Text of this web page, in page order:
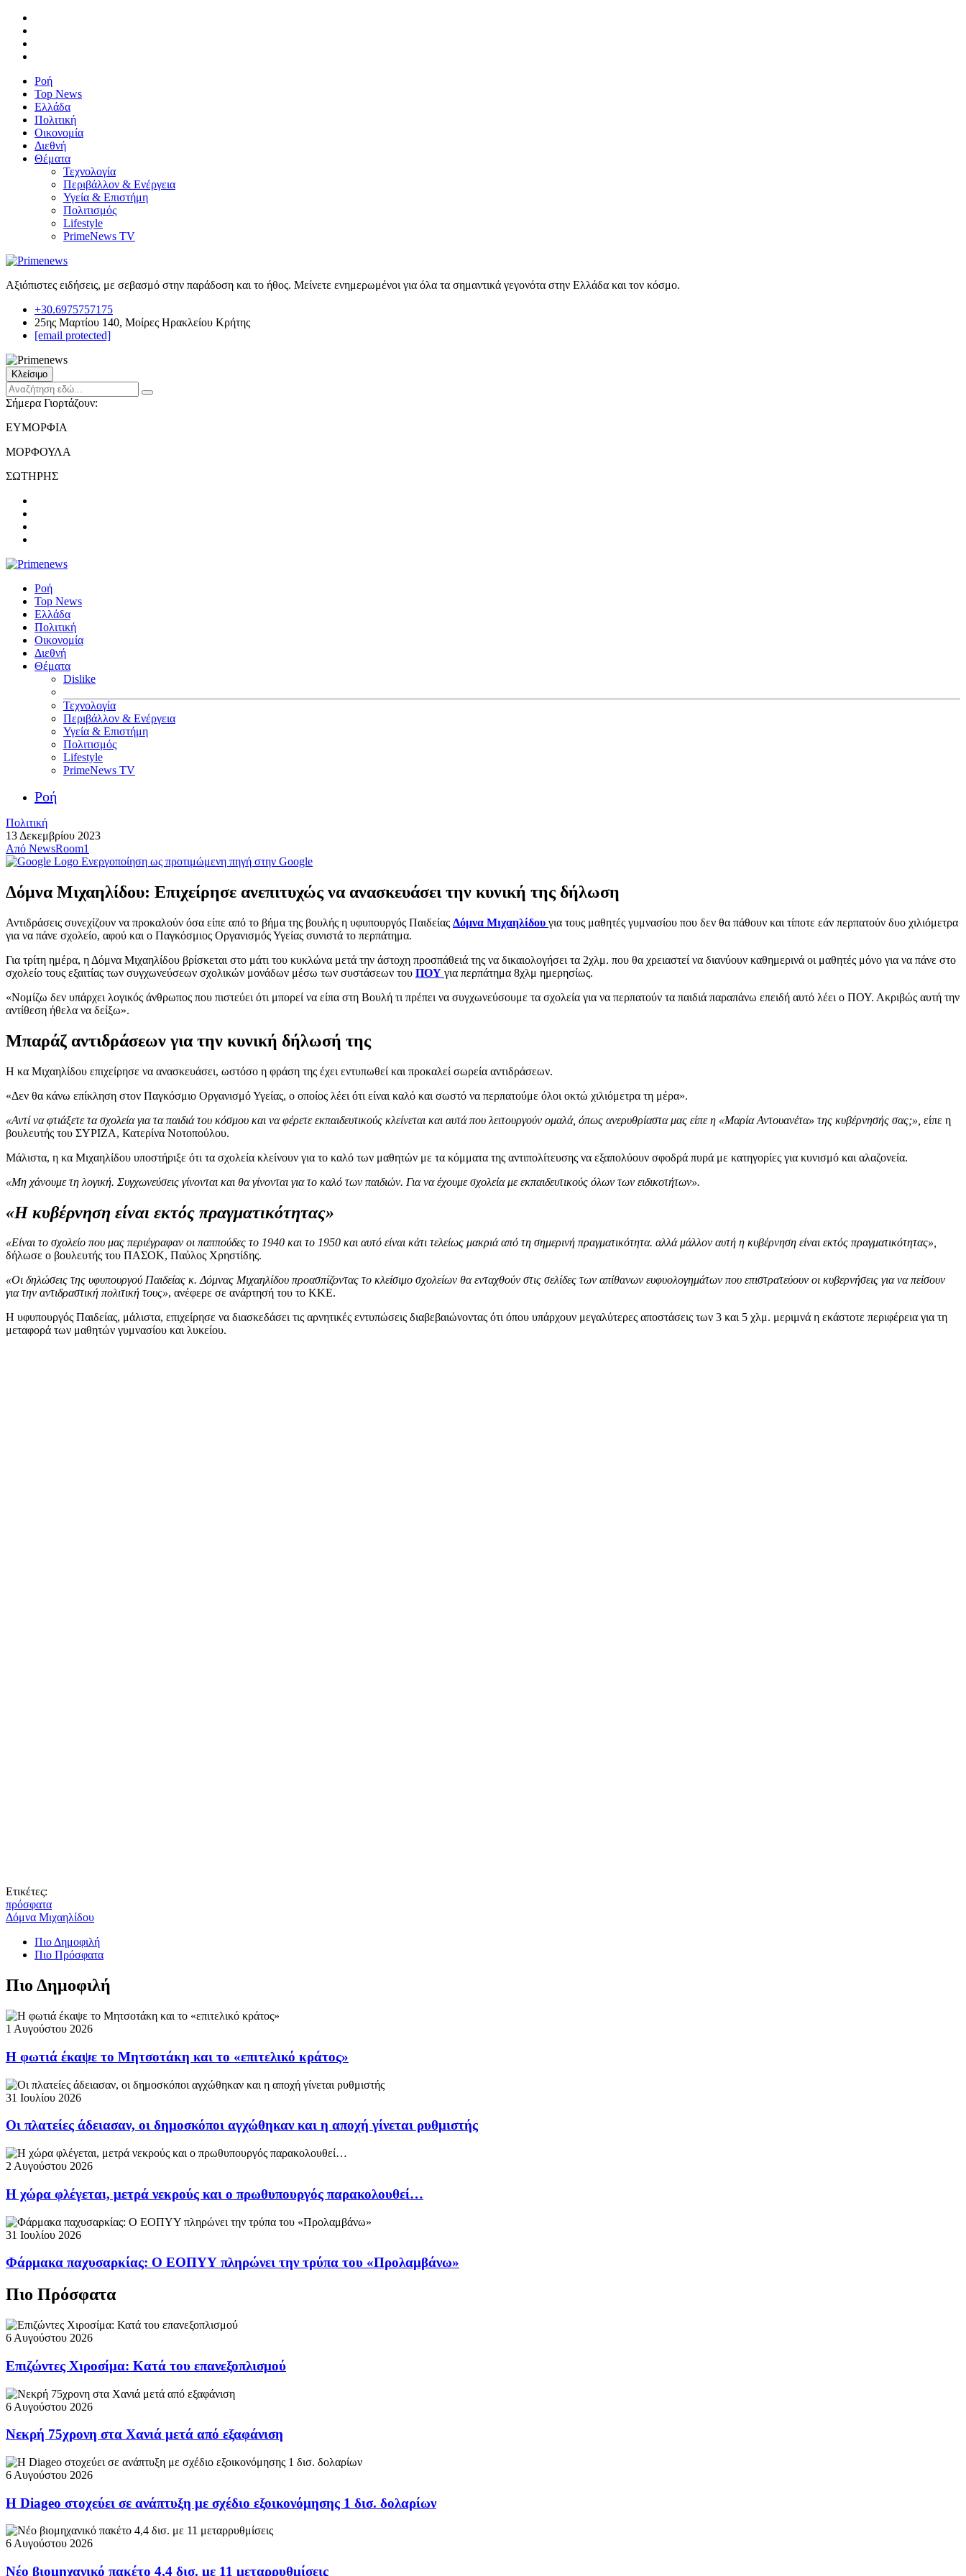
Ροή
Top News
Ελλάδα
Πολιτική
Οικονομία
Διεθνή
Θέματα
Τεχνολογία
Περιβάλλον & Ενέργεια
Υγεία & Επιστήμη
Πολιτισμός
Lifestyle
PrimeNews TV
Αξιόπιστες ειδήσεις, με σεβασμό στην παράδοση και το ήθος. Μείνετε ενημερωμένοι για όλα τα σημαντικά γεγονότα στην Ελλάδα και τον κόσμο.
+30.6975757175
25ης Μαρτίου 140, Μοίρες Ηρακλείου Κρήτης
[email protected]
Κλείσιμο
Σήμερα Γιορτάζουν:
ΕΥΜΟΡΦΙΑ
ΜΟΡΦΟΥΛΑ
ΣΩΤΗΡΗΣ
Ροή
Top News
Ελλάδα
Πολιτική
Οικονομία
Διεθνή
Θέματα
Dislike
Τεχνολογία
Περιβάλλον & Ενέργεια
Υγεία & Επιστήμη
Πολιτισμός
Lifestyle
PrimeNews TV
Ροή
Πολιτική
13 Δεκεμβρίου 2023
Από NewsRoom1
Ενεργοποίηση ως προτιμώμενη πηγή στην Google
Δόμνα Μιχαηλίδου: Επιχείρησε ανεπιτυχώς να ανασκευάσει την κυνική της δήλωση
Αντιδράσεις συνεχίζουν να προκαλούν όσα είπε από το βήμα της βουλής η υφυπουργός Παιδείας Δόμνα Μιχαηλίδου για τους μαθητές γυμνασίου που δεν θα πάθουν και τίποτε εάν περπατούν δυο χιλιόμετρα
για να πάνε σχολείο, αφού και ο Παγκόσμιος Οργανισμός Υγείας συνιστά το περπάτημα.
Για τρίτη ημέρα, η Δόμνα Μιχαηλίδου βρίσκεται στο μάτι του κυκλώνα μετά την άστοχη προσπάθειά της να δικαιολογήσει τα 2χλμ. που θα χρειαστεί να διανύουν καθημερινά οι μαθητές μόνο για να πάνε στο
σχολείο τους εξαιτίας των συγχωνεύσεων σχολικών μονάδων μέσω των συστάσεων του ΠΟΥ για περπάτημα 8χλμ ημερησίως.
«Νομίζω δεν υπάρχει λογικός άνθρωπος που πιστεύει ότι μπορεί να είπα στη Βουλή τι πρέπει να συγχωνεύσουμε τα σχολεία για να περπατούν τα παιδιά παραπάνω επειδή αυτό λέει ο ΠΟΥ. Ακριβώς αυτή την
αντίθεση ήθελα να δείξω».
Μπαράζ αντιδράσεων για την κυνική δήλωσή της
Η κα Μιχαηλίδου επιχείρησε να ανασκευάσει, ωστόσο η φράση της έχει εντυπωθεί και προκαλεί σωρεία αντιδράσεων.
«Δεν θα κάνω επίκληση στον Παγκόσμιο Οργανισμό Υγείας, ο οποίος λέει ότι είναι καλό και σωστό να περπατούμε όλοι οκτώ χιλιόμετρα τη μέρα».
«Αντί να φτιάξετε τα σχολεία για τα παιδιά του κόσμου και να φέρετε εκπαιδευτικούς κλείνεται και αυτά που λειτουργούν ομαλά, όπως ανερυθρίαστα μας είπε η «Μαρία Αντουανέτα» της κυβέρνησής σας;», είπε η
βουλευτής του ΣΥΡΙΖΑ, Κατερίνα Νοτοπούλου.
Μάλιστα, η κα Μιχαηλίδου υποστήριξε ότι τα σχολεία κλείνουν για το καλό των μαθητών με τα κόμματα της αντιπολίτευσης να εξαπολύουν σφοδρά πυρά με κατηγορίες για κυνισμό και αλαζονεία.
«Μη χάνουμε τη λογική. Συγχωνεύσεις γίνονται και θα γίνονται για το καλό των παιδιών. Για να έχουμε σχολεία με εκπαιδευτικούς όλων των ειδικοτήτων».
«Η κυβέρνηση είναι εκτός πραγματικότητας»
«Είναι το σχολείο που μας περιέγραφαν οι παππούδες το 1940 και το 1950 και αυτό είναι κάτι τελείως μακριά από τη σημερινή πραγματικότητα. αλλά μάλλον αυτή η κυβέρνηση είναι εκτός πραγματικότητας»,
δήλωσε ο βουλευτής του ΠΑΣΟΚ, Παύλος Χρηστίδης.
«Οι δηλώσεις της υφυπουργού Παιδείας κ. Δόμνας Μιχαηλίδου προασπίζοντας το κλείσιμο σχολείων θα ενταχθούν στις σελίδες των απίθανων ευφυολογημάτων που επιστρατεύουν οι κυβερνήσεις για να πείσουν
για την αντιδραστική πολιτική τους», ανέφερε σε ανάρτησή του το ΚΚΕ.
Η υφυπουργός Παιδείας, μάλιστα, επιχείρησε να διασκεδάσει τις αρνητικές εντυπώσεις διαβεβαιώνοντας ότι όπου υπάρχουν μεγαλύτερες αποστάσεις των 3 και 5 χλμ. μεριμνά η εκάστοτε περιφέρεια για τη
μεταφορά των μαθητών γυμνασίου και λυκείου.
Ετικέτες:
πρόσφατα
Δόμνα Μιχαηλίδου
Πιο Δημοφιλή
Πιο Πρόσφατα
Πιο Δημοφιλή
1 Αυγούστου 2026
Η φωτιά έκαψε το Μητσοτάκη και το «επιτελικό κράτος»
31 Ιουλίου 2026
Οι πλατείες άδειασαν, οι δημοσκόποι αγχώθηκαν και η αποχή γίνεται ρυθμιστής
2 Αυγούστου 2026
Η χώρα φλέγεται, μετρά νεκρούς και ο πρωθυπουργός παρακολουθεί…
31 Ιουλίου 2026
Φάρμακα παχυσαρκίας: Ο ΕΟΠΥΥ πληρώνει την τρύπα του «Προλαμβάνω»
Πιο Πρόσφατα
6 Αυγούστου 2026
Επιζώντες Χιροσίμα: Κατά του επανεξοπλισμού
6 Αυγούστου 2026
Νεκρή 75χρονη στα Χανιά μετά από εξαφάνιση
6 Αυγούστου 2026
Η Diageo στοχεύει σε ανάπτυξη με σχέδιο εξοικονόμησης 1 δισ. δολαρίων
6 Αυγούστου 2026
Νέο βιομηχανικό πακέτο 4,4 δισ. με 11 μεταρρυθμίσεις